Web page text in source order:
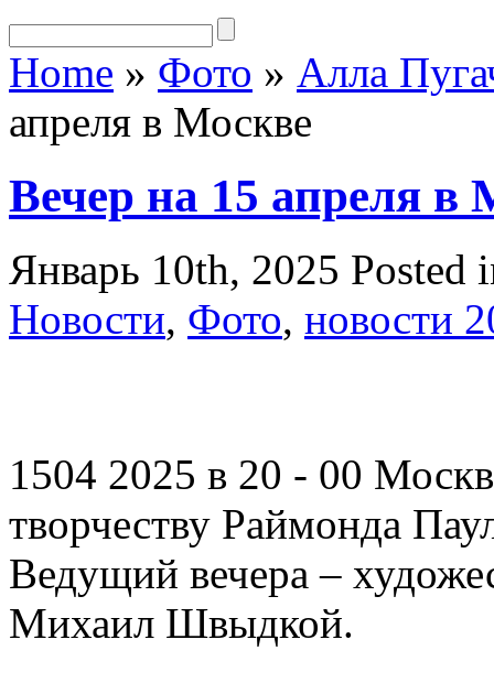
Home » Фото » Алла
апреля в Москве
Вечер на 15 апреля в
Январь 10th, 2025 Posted
Новости, Фото, новости
1504 2025 в 20 - 00
творчеству Раймонда
Ведущий вечера –
Михаил Швыдкой.